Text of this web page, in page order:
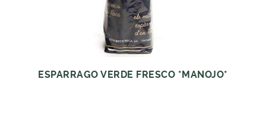
ESPARRAGO VERDE FRESCO *MANOJO*